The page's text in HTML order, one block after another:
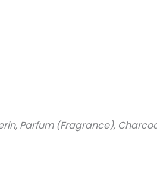
Parfum (Fragrance),